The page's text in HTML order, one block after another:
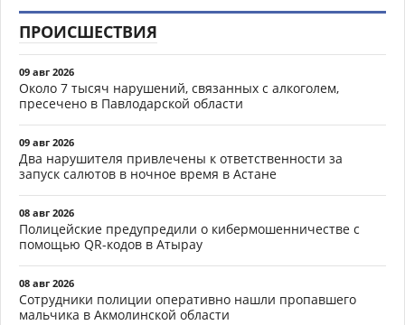
ПРОИСШЕСТВИЯ
09 авг 2026
Около 7 тысяч нарушений, связанных с алкоголем,
пресечено в Павлодарской области
09 авг 2026
Два нарушителя привлечены к ответственности за
запуск салютов в ночное время в Астане
08 авг 2026
Полицейские предупредили о кибермошенничестве с
помощью QR-кодов в Атырау
08 авг 2026
Сотрудники полиции оперативно нашли пропавшего
мальчика в Акмолинской области